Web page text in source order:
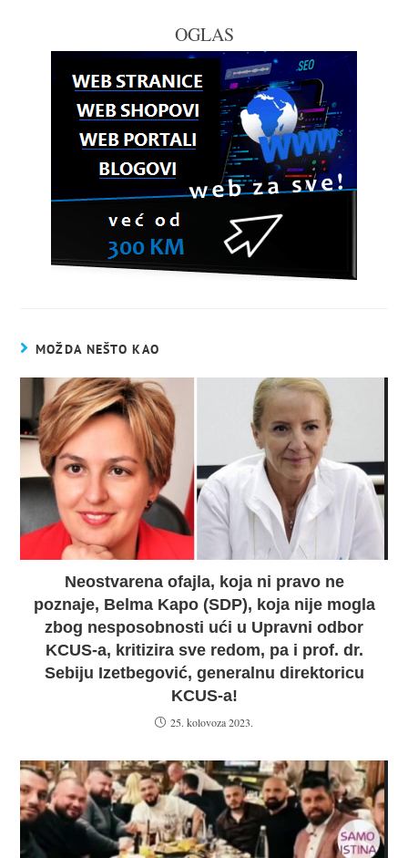
OGLAS
MOŽDA NEŠTO KAO
Neostvarena ofajla, koja ni pravo ne
poznaje, Belma Kapo (SDP), koja nije mogla
zbog nesposobnosti ući u Upravni odbor
KCUS-a, kritizira sve redom, pa i prof. dr.
Sebiju Izetbegović, generalnu direktoricu
KCUS-a!
25. kolovoza 2023.